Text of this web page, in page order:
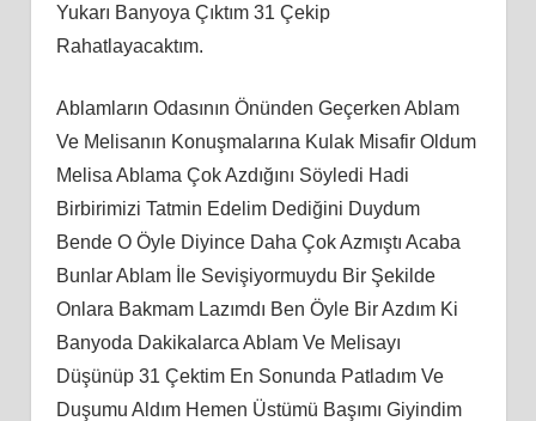
Yukarı Banyoya Çıktım 31 Çekip
Rahatlayacaktım.
Ablamların Odasının Önünden Geçerken Ablam
Ve Melisanın Konuşmalarına Kulak Misafir Oldum
Melisa Ablama Çok Azdığını Söyledi Hadi
Birbirimizi Tatmin Edelim Dediğini Duydum
Bende O Öyle Diyince Daha Çok Azmıştı Acaba
Bunlar Ablam İle Sevişiyormuydu Bir Şekilde
Onlara Bakmam Lazımdı Ben Öyle Bir Azdım Ki
Banyoda Dakikalarca Ablam Ve Melisayı
Düşünüp 31 Çektim En Sonunda Patladım Ve
Duşumu Aldım Hemen Üstümü Başımı Giyindim